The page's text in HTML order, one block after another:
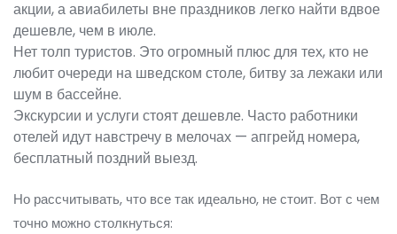
акции, а авиабилеты вне праздников легко найти вдвое
дешевле, чем в июле.
Нет толп туристов. Это огромный плюс для тех, кто не
любит очереди на шведском столе, битву за лежаки или
шум в бассейне.
Экскурсии и услуги стоят дешевле. Часто работники
отелей идут навстречу в мелочах — апгрейд номера,
бесплатный поздний выезд.
Но рассчитывать, что все так идеально, не стоит. Вот с чем
точно можно столкнуться: